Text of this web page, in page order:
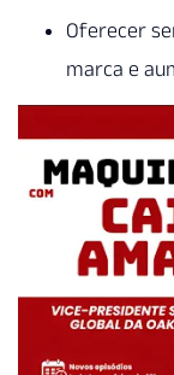
Oferecer
marca e